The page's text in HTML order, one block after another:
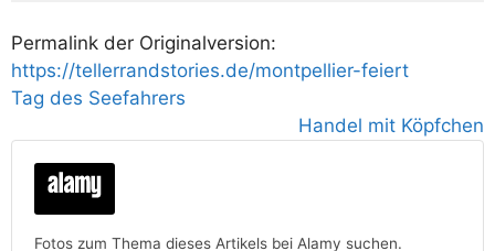
Permalink der Originalversion:
https://tellerrandstories.de/montpellier-feiert
Tag des Seefahrers
Handel mit Köpfchen
Fotos zum Thema dieses Artikels bei Alamy suchen.